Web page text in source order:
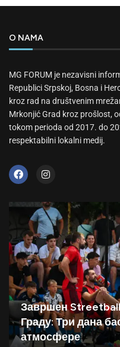
O NAMA
MG FORUM je nezavisni
Republici Srpskoj, Bosna i
kroz rad na društvenim
Mrkonjić Grad kroz prošlost,
tokom perioda od 2017. do
respektabilni lokalni medij.
Завршен
Граду: Три дана
атмосфере